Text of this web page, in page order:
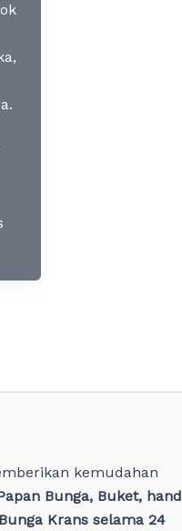
kemudahan
Bunga, Buket, hand
Krans selama 24